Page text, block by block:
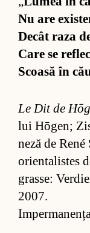
Nu are
De­cât raza
Care se
Scoasă în
Le Dit de
lui Hōgen;
neză de
orien­ta­lis­tes
gras­se:
2007.